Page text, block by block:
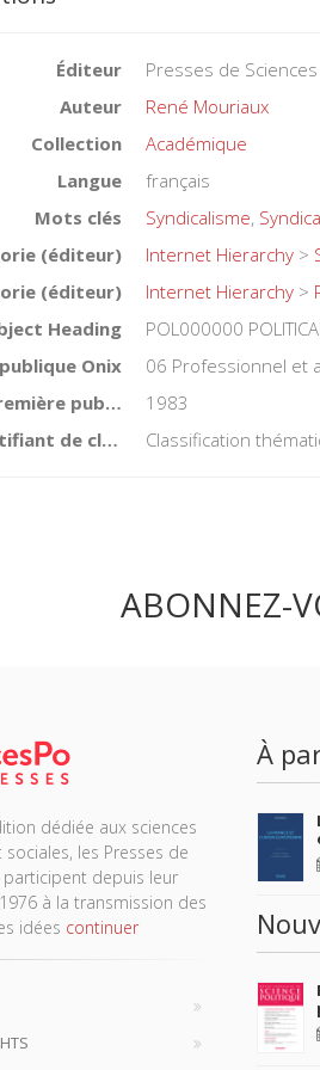
Éditeur
Presses de Sciences
Auteur
René Mouriaux
Collection
Académique
Langue
français
Mots clés
Syndicalisme,
(éditeur)
Internet Hierarchy >
(éditeur)
Internet Hierarchy >
Heading
POL000000
Onix
06 Professionnel et
Date de première publication du titre
1983
Code Identifiant de classement sujet
Classification
ABONNEZ-
dédiée aux sciences
les Presses de
participent depuis leur
à la transmission des
idées continuer
À